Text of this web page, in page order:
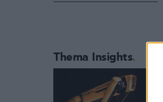
Thema Insights